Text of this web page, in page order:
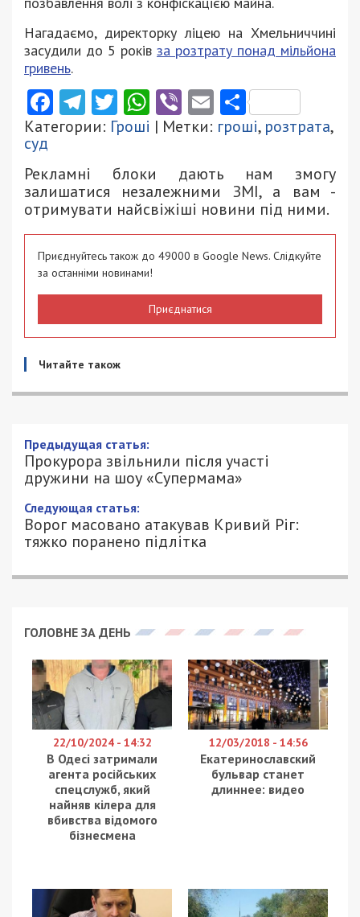
Нагадаємо, директорку ліцею на Хмельниччині
засудили до 5 років за розтрату понад мільйона
гривень.
Facebook
Telegram
Twitter
WhatsApp
ViberEmail
Категории: Гроші | Метки: гроші, розтрата,
суд
Рекламні блоки дають нам змогу
залишатися незалежними ЗМІ, а вам -
отримувати найсвіжіші новини під ними.
Приєднуйтесь також до 49000 в Google News. Слідкуйте
за останніми новинами!
Приєднатися
Читайте також
Прокурора звільнили після участі
дружини на шоу «Супермама»
15/07/2025 - 20:00
АННА БАУМАН - СПЕЦИАЛЬНО ДЛЯ
49000.COM.UA
Кваліфікаційно-дисциплінарна комісія
прокурорівподала на звільнення
взяла участь у програмі «Супермама» та
показала спосіб життя родини. Про це